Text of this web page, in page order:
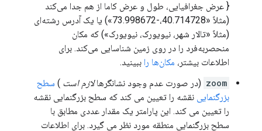
{ عرض جغرافیایی، طول و عرض کاما از هم جدا می‌کند
(مثلاً «40.714728،-73.998672») یا یک آدرس رشته‌ای
(مثلاً «تالار شهر، نیویورک، نیویورک») که مکان
منحصربه‌فرد را در روی زمین شناسایی می‌کند. برای
اطلاعات بیشتر، مکان‌ها را ببینید.
zoom (در صورت عدم وجود نشانگرهالازم است ) سطح
بزرگنمایی نقشه را تعیین می کند که سطح بزرگنمایی نقشه
را تعیین می کند. این پارامتر یک مقدار عددی مطابق با
سطح بزرگنمایی منطقه مورد نظر می گیرد. برای اطلاعات